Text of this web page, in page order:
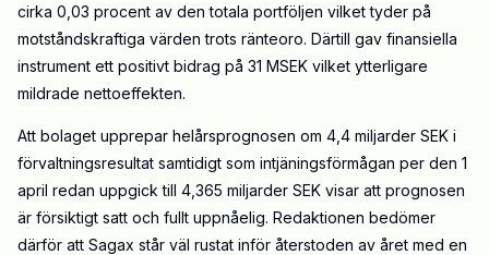
cirka 0,03 procent av den totala portföljen vilket tyder på
motståndskraftiga värden trots ränteoro. Därtill gav finansiella
instrument ett positivt bidrag på 31 MSEK vilket ytterligare
mildrade nettoeffekten.
Att bolaget upprepar helårsprognosen om 4,4 miljarder SEK i
förvaltningsresultat samtidigt som intjäningsförmågan per den 1
april redan uppgick till 4,365 miljarder SEK visar att prognosen
är försiktigt satt och fullt uppnåelig. Redaktionen bedömer
därför att Sagax står väl rustat inför återstoden av året med en